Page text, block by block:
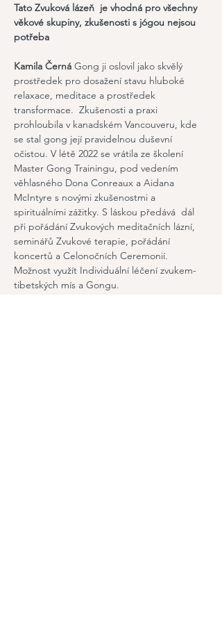
Tato Zvuková lázeň  je vhodná pro všechny
věkové skupiny, zkušenosti s jógou nejsou
potřeba
Kamila Černá Gong ji oslovil jako skvělý
prostředek pro dosažení stavu hluboké
relaxace, meditace a prostředek
transformace.  Zkušenosti a praxi
prohloubila v kanadském Vancouveru, kde
se stal gong její pravidelnou duševní
očistou. V létě 2022 se vrátila ze školení
Master Gong Trainingu, pod vedením
věhlasného Dona Conreaux a Aidana
McIntyre s novými zkušenostmi a
spirituálními zážitky. S láskou předává  dál
při pořádání Zvukových meditačních lázní,
seminářů Zvukové terapie, pořádání
koncertů a Celonočních Ceremonií.
Možnost využít Individuální léčení zvukem-
tibetských mís a Gongu.